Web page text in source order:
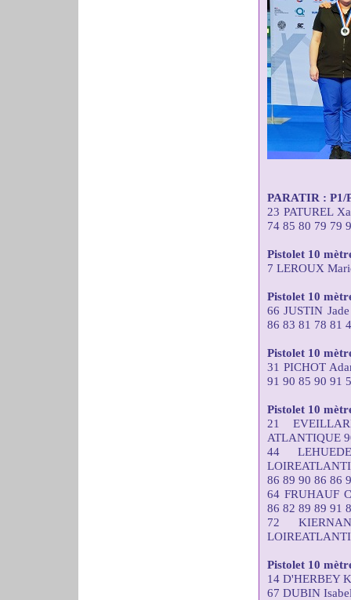
PARATIR : P1/
23 PATUREL
74 85 80 79 79
Pistolet 10
7 LEROUX
Pistolet 10
66 JUSTIN
86 83 81 78 81
Pistolet 10
31 PICHOT
91 90 85 90 91
Pistolet 10
21
ATLANTIQUE
44
86 89 90 86 86
64 FRUHAUF
86 82 89 89 91
72
Pistolet 10
14 D'HERBEY
67 DUBIN